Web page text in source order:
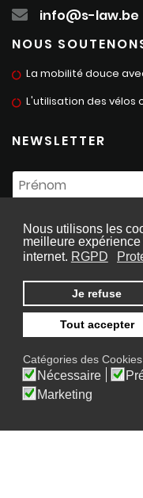
Nous utilisons les
meilleure
internet. RGPD
Je refuse
Tout accepter
Catégories des
Nécessaire
Marketing
info@s-law.be
NOUS
La mobilité douce
L'utilisation des
NEWSLETTER
Souscrire